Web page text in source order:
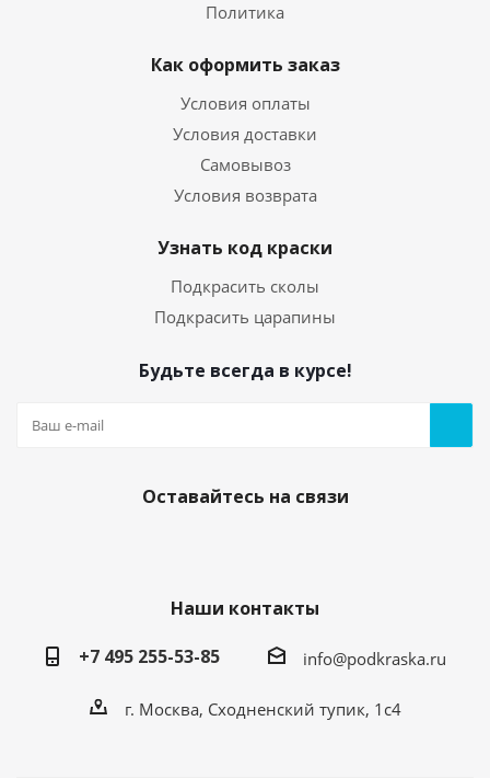
Политика
Как оформить заказ
Условия оплаты
Условия доставки
Самовывоз
Условия возврата
Узнать код краски
Подкрасить сколы
Подкрасить царапины
Будьте всегда в курсе!
Оставайтесь на связи
Наши контакты
+7 495 255-53-85
info@podkraska.ru
г. Москва, Сходненский тупик, 1с4